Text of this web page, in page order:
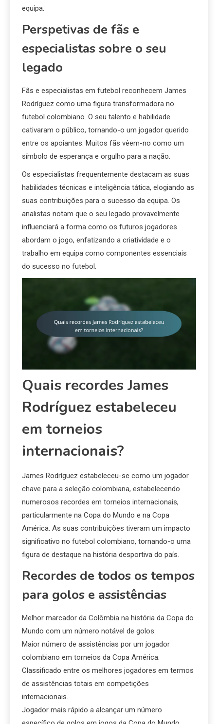
equipa.
Perspetivas de fãs e
especialistas sobre o seu
legado
Fãs e especialistas em futebol reconhecem James
Rodríguez como uma figura transformadora no
futebol colombiano. O seu talento e habilidade
cativaram o público, tornando-o um jogador querido
entre os apoiantes. Muitos fãs vêem-no como um
símbolo de esperança e orgulho para a nação.
Os especialistas frequentemente destacam as suas
habilidades técnicas e inteligência tática, elogiando as
suas contribuições para o sucesso da equipa. Os
analistas notam que o seu legado provavelmente
influenciará a forma como os futuros jogadores
abordam o jogo, enfatizando a criatividade e o
trabalho em equipa como componentes essenciais
do sucesso no futebol.
Quais recordes James
Rodríguez estabeleceu
em torneios
internacionais?
James Rodríguez estabeleceu-se como um jogador
chave para a seleção colombiana, estabelecendo
numerosos recordes em torneios internacionais,
particularmente na Copa do Mundo e na Copa
América. As suas contribuições tiveram um impacto
significativo no futebol colombiano, tornando-o uma
figura de destaque na história desportiva do país.
Recordes de todos os tempos
para golos e assistências
Melhor marcador da Colômbia na história da Copa do
Mundo com um número notável de golos.
Maior número de assistências por um jogador
colombiano em torneios da Copa América.
Classificado entre os melhores jogadores em termos
de assistências totais em competições
internacionais.
Jogador mais rápido a alcançar um número